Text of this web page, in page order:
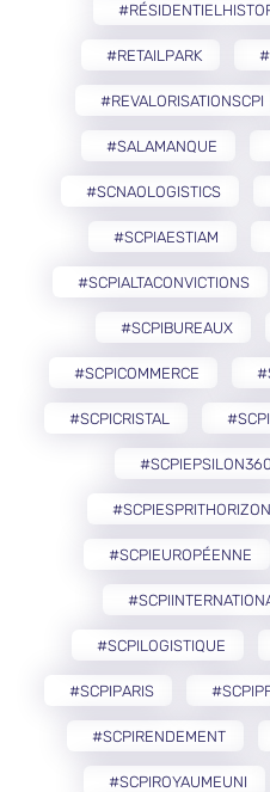
#RETAILPARK
#REVALORISATIONSCPI
#SALAMANQUE
#SCNAOLOGISTICS
#SCPIAESTIAM
#SCPIALTACONVICTIONS
#SCPIBUREAUX
#SCPICOMMERCE
#SCPICRISTAL
#SCPIESPRITHORIZON
#SCPIEUROPÉENNE
#SCPILOGISTIQUE
#SCPIPARIS
#SCPIRENDEMENT
#SCPIROYAUMEUNI